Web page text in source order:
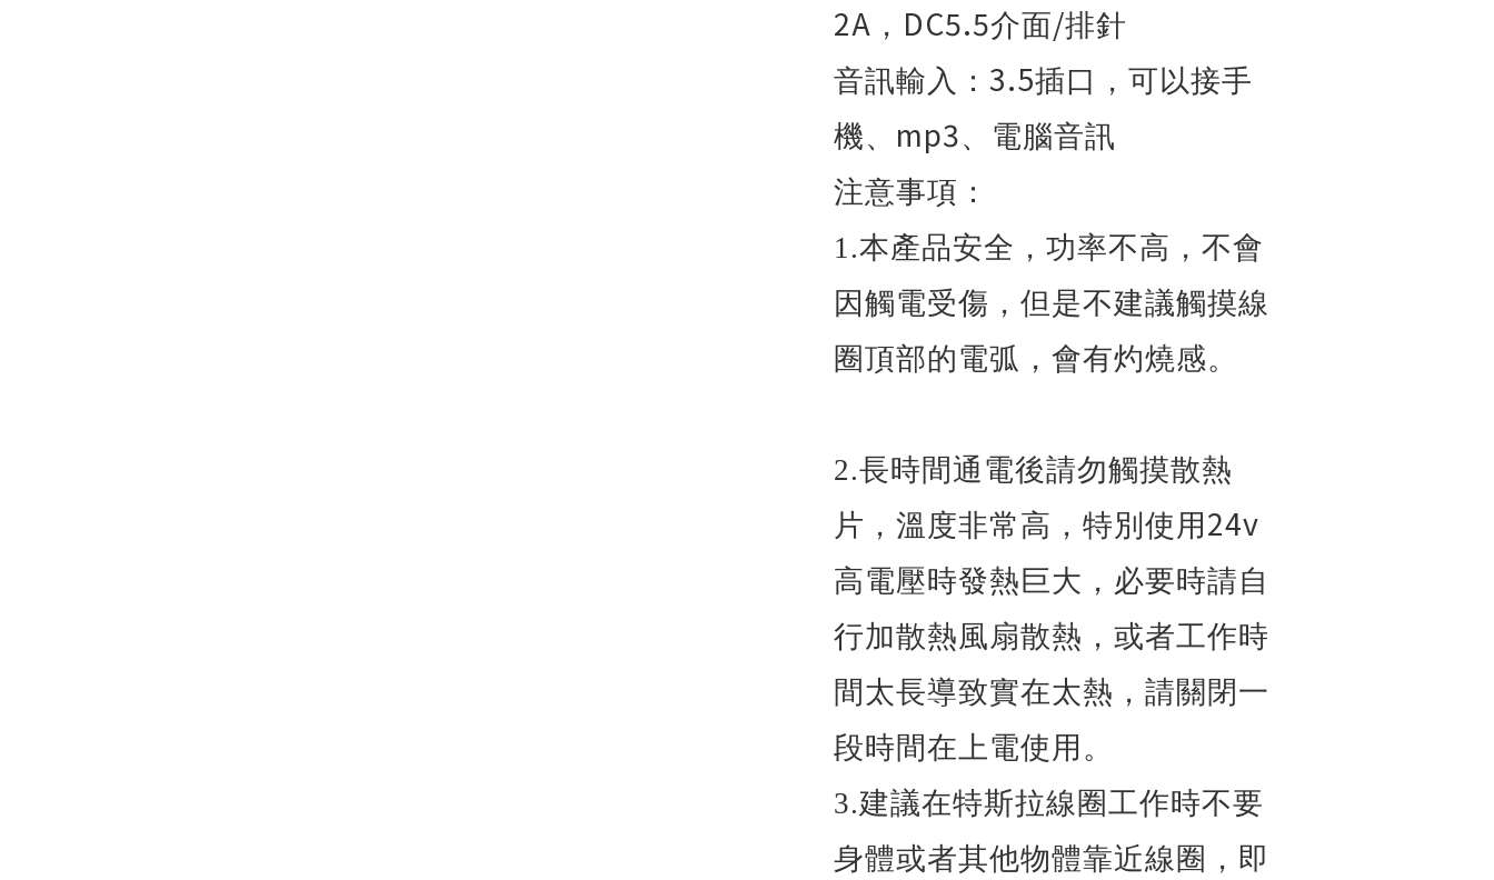
2A ， DC5.5介面/排針
音訊輸入： 3.5插口，可以接手
機、 mp3、電腦音訊
注意事項：
1.本產品安全，功率不高，不會
因觸電受傷，但是不建議觸摸線
圈頂部的電弧，會有灼燒感。
2.長時間通電後請勿觸摸散熱
片，溫度非常高，特別使用 24v
高電壓時發熱巨大，必要時請自
行加散熱風扇散熱，或者工作時
間太長導致實在太熱，請關閉一
段時間在上電使用。
3.建議在特斯拉線圈工作時不要
身體或者其他物體靠近線圈，即